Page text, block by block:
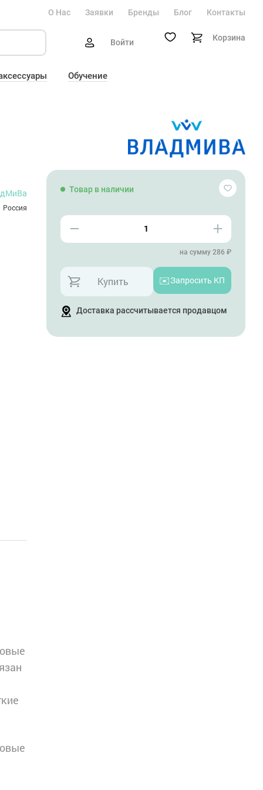
О Нас Заявки Бренды Блог Контакты
Войти Корзина
Обучение
Россия
Товар в наличии
на сумму 286 ₽
Купить ✉️Запросить КП
Доставка рассчитывается продавцом